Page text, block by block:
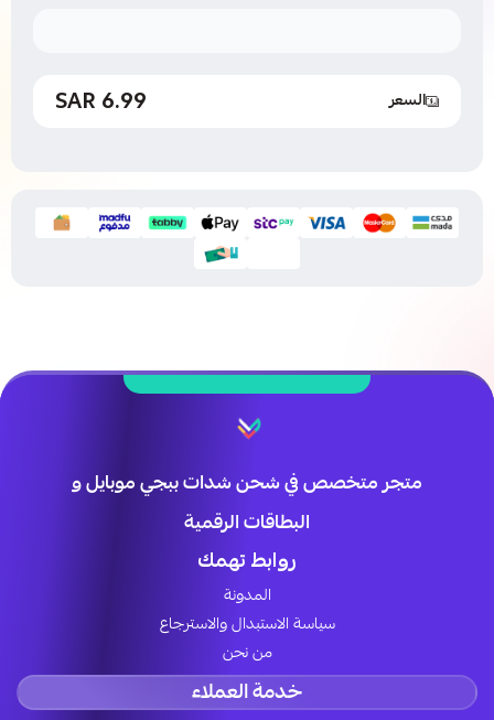
السعر 6.99 SAR
متجر متخصص في شحن شدات ببجي موبايل و
البطاقات الرقمية
روابط تهمك
المدونة
سياسة الاستبدال والاسترجاع
من نحن
خدمة العملاء